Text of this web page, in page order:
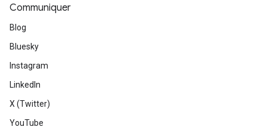
Communiquer
Blog
Bluesky
Instagram
LinkedIn
X (Twitter)
YouTube